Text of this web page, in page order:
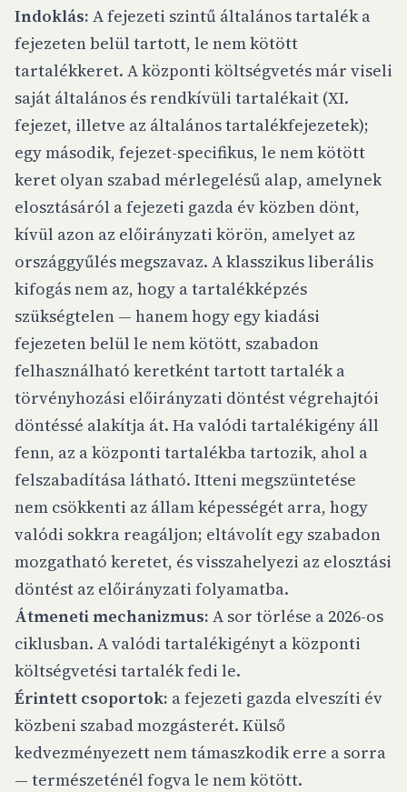
Indoklás: A fejezeti szintű általános tartalék a
fejezeten belül tartott, le nem kötött
tartalékkeret. A központi költségvetés már viseli
saját általános és rendkívüli tartalékait (XI.
fejezet, illetve az általános tartalékfejezetek);
egy második, fejezet-specifikus, le nem kötött
keret olyan szabad mérlegelésű alap, amelynek
elosztásáról a fejezeti gazda év közben dönt,
kívül azon az előirányzati körön, amelyet az
országgyűlés megszavaz. A klasszikus liberális
kifogás nem az, hogy a tartalékképzés
szükségtelen — hanem hogy egy kiadási
fejezeten belül le nem kötött, szabadon
felhasználható keretként tartott tartalék a
törvényhozási előirányzati döntést végrehajtói
döntéssé alakítja át. Ha valódi tartalékigény áll
fenn, az a központi tartalékba tartozik, ahol a
felszabadítása látható. Itteni megszüntetése
nem csökkenti az állam képességét arra, hogy
valódi sokkra reagáljon; eltávolít egy szabadon
mozgatható keretet, és visszahelyezi az elosztási
döntést az előirányzati folyamatba.
Átmeneti mechanizmus: A sor törlése a 2026-os
ciklusban. A valódi tartalékigényt a központi
költségvetési tartalék fedi le.
Érintett csoportok: a fejezeti gazda elveszíti év
közbeni szabad mozgásterét. Külső
kedvezményezett nem támaszkodik erre a sorra
— természeténél fogva le nem kötött.